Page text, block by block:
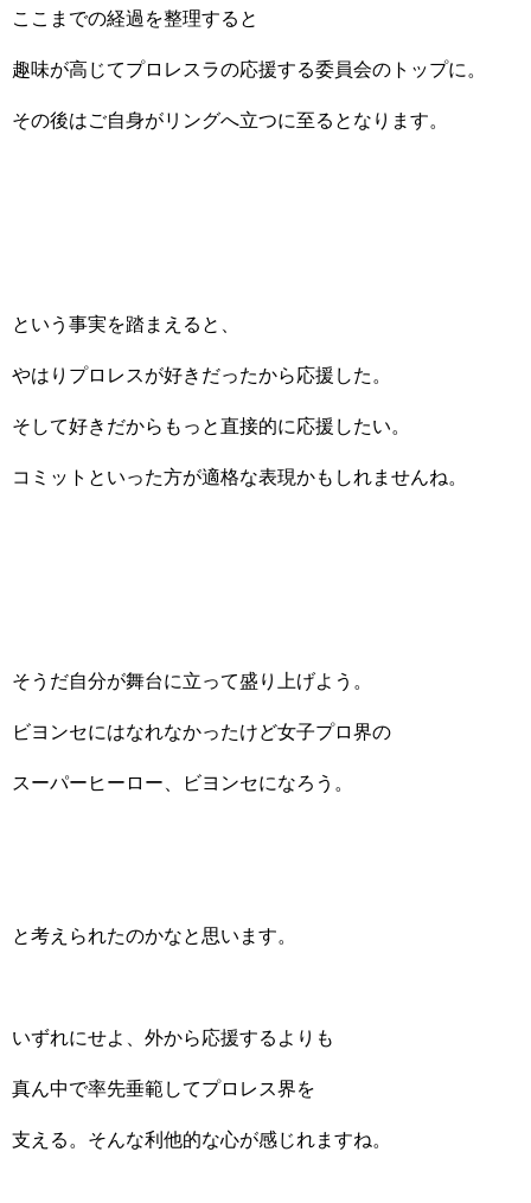
ここまでの経過を整理すると
趣味が高じてプロレスラの応援する委員会のトップに。
その後はご自身がリングへ立つに至るとなります。
という事実を踏まえると、
やはりプロレスが好きだったから応援した。
そして好きだからもっと直接的に応援したい。
コミットといった方が適格な表現かもしれませんね。
そうだ自分が舞台に立って盛り上げよう。
ビヨンセにはなれなかったけど女子プロ界の
スーパーヒーロー、ビヨンセになろう。
と考えられたのかなと思います。
いずれにせよ、外から応援するよりも
真ん中で率先垂範してプロレス界を
支える。そんな利他的な心が感じれますね。